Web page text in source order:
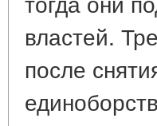
властей.
после